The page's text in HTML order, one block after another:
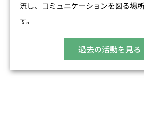
流し、コミュニケーションを図る場
す。
過去の活動を見る